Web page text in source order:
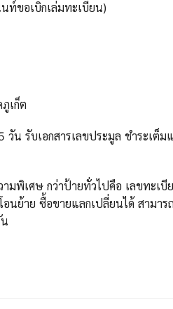
ท์ขอเบิกเล่มทะเบียน)
เก็ต
วัน รับเอกสารเลขประมูล ชำระเต็
พิเศษ กว่าป้ายทั่วไปคือ เลขทะเ
ย้าย ซื้อขายแลกเปลี่ยนได้ สามาร